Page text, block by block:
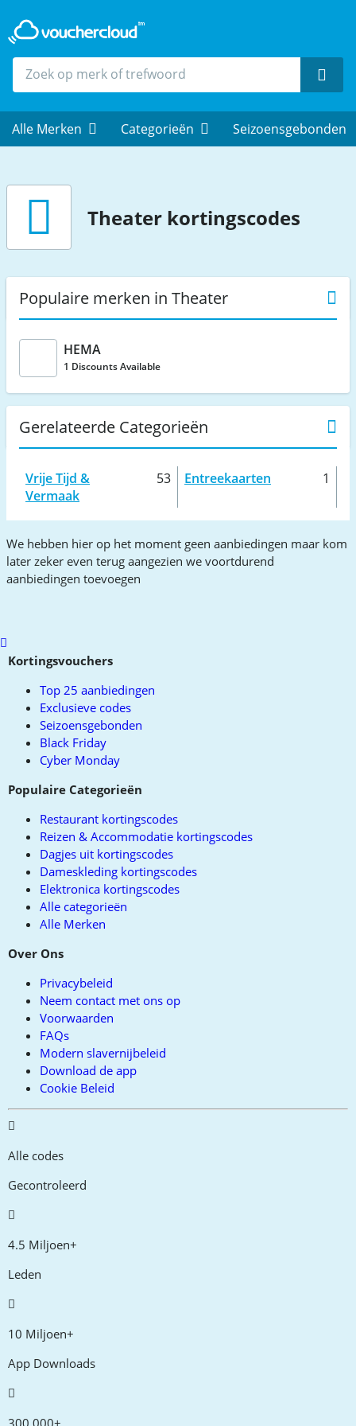
Alle Merken Categorieën Seizoensgebonden
Theater kortingscodes
Populaire merken in Theater
HEMA
1 Discounts Available
Gerelateerde Categorieën
Vrije Tijd &
Vermaak
53 Entreekaarten 1
We hebben hier op het moment geen aanbiedingen maar kom
later zeker even terug aangezien we voortdurend
aanbiedingen toevoegen
Scroll
toKortingsvouchers
Top 25 aanbiedingen
Exclusieve codes
Seizoensgebonden
Black Friday
Cyber Monday
Populaire Categorieën
Restaurant kortingscodes
Reizen & Accommodatie kortingscodes
Dagjes uit kortingscodes
Dameskleding kortingscodes
Elektronica kortingscodes
Alle categorieën
Alle Merken
Over Ons
Privacybeleid
Neem contact met ons op
Voorwaarden
FAQs
Modern slavernijbeleid
Download de app
Cookie Beleid
Alle codes
Gecontroleerd
4.5 Miljoen+
Leden
10 Miljoen+
App Downloads
300,000+